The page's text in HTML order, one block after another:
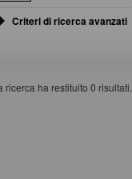
Criteri di ricerca avanzati
ricerca ha restituito 0 risultati.